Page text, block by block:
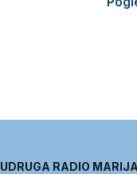
UDRUGA RADIO MARIJA